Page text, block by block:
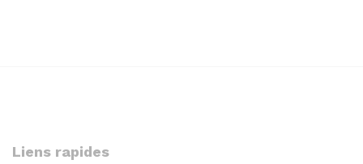
Liens rapides